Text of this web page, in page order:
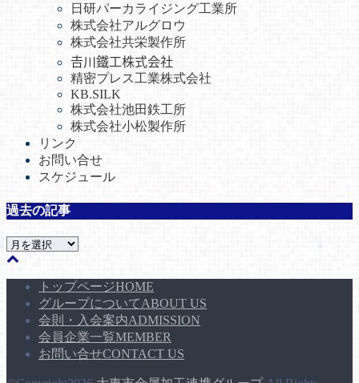
日研パーカライジング工業所
株式会社アルグロウ
株式会社共栄製作所
𠮷川鐵工株式会社
精密プレス工業株式会社
KB.SILK
株式会社池田鉄工所
株式会社小松製作所
リンク
お問い合せ
スケジュール
過去の記事
過
去
の
トップページHOME
グループについてABOUT US
会則・入会案内ADMISSION
会員企業一覧MEMBER
お問い合せCONTACT US